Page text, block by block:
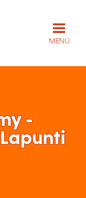
MENÜ
-